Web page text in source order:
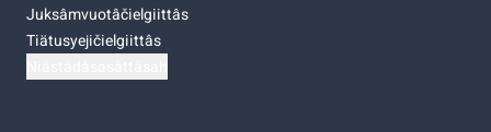
Juksâmvuotâčielgiittâs
Tiätusyejičielgiittâs